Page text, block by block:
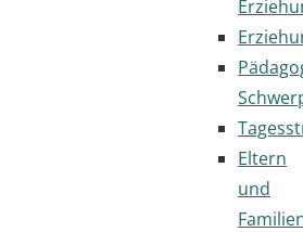
Eltern
und